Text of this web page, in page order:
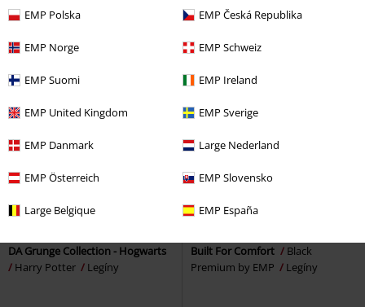
EMP Polska EMP Česká Republika
EMP Norge EMP Schweiz
EMP Suomi EMP Ireland
EMP United Kingdom EMP Sverige
EMP Danmark Large Nederland
EMP Österreich EMP Slovensko
Large Belgique EMP España
DMCKč 1.299,00
DA Grunge Collection - Hogwarts
Harry Potter
Legíny
DMCOdKč 699,00
Built For Comfort
Black
Premium by EMP
Legíny